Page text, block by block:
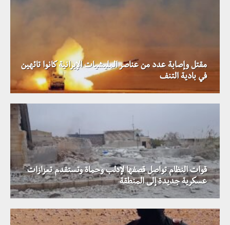
مقتل وإصابة عدد من عناصر المليشيات الإيرانية كانوا تائهين
في بادية التنف
قوات النظام تواصل قصفها لإدلب وحماة وتستقدم تعزازات
عسكرية جديدة إلى المنطقة